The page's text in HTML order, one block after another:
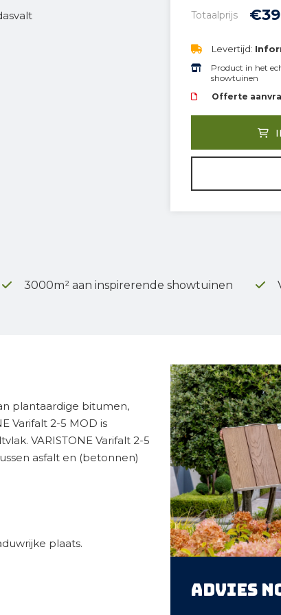
Totaalprijs €
Levertijd:
Product in het
showtuinen
Offerte
3000m² aan inspirerende showtuinen
plantaardige bitumen,
Varifalt 2-5 MOD is
VARISTONE Varifalt 2-5
asfalt en (betonnen)
plaats.
Advies